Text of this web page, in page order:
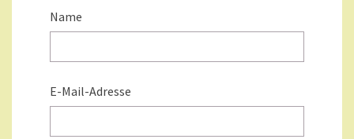
Name
E-Mail-Adresse